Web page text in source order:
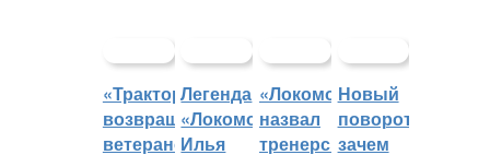
«Трактор»
возвращает
ветеранов,
Легенда
«Локомотива»
Илья
«Локомотив»
назвал
тренерский
Новый
поворот:
зачем